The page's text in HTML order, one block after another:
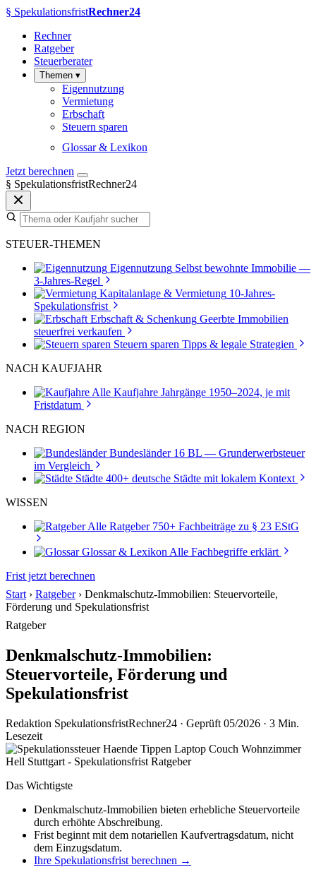
§ SpekulationsfristRechner24
Rechner
Ratgeber
Steuerberater
Themen ▾
Eigennutzung
Vermietung
Erbschaft
Steuern sparen
Glossar & Lexikon
Jetzt berechnen
§ SpekulationsfristRechner24
STEUER-THEMEN
Eigennutzung Selbst bewohnte Immobilie —
3-Jahres-Regel
Kapitalanlage & Vermietung 10-Jahres-
Spekulationsfrist
Erbschaft & Schenkung Geerbte Immobilien
steuerfrei verkaufen
Steuern sparen Tipps & legale Strategien
NACH KAUFJAHR
Alle Kaufjahre Jahrgänge 1950–2024, je mit
Fristdatum
NACH REGION
Bundesländer 16 BL — Grunderwerbsteuer
im Vergleich
Städte 400+ deutsche Städte mit lokalem Kontext
WISSEN
Alle Ratgeber 750+ Fachbeiträge zu § 23 EStG
Glossar & Lexikon Alle Fachbegriffe erklärt
Frist jetzt berechnen
Start › Ratgeber › Denkmalschutz-Immobilien: Steuervorteile,
Förderung und Spekulationsfrist
Ratgeber
Denkmalschutz-Immobilien:
Steuervorteile, Förderung und
Spekulationsfrist
Redaktion SpekulationsfristRechner24 · Geprüft 05/2026 · 3 Min.
Lesezeit
Das Wichtigste
Denkmalschutz-Immobilien bieten erhebliche Steuervorteile
durch erhöhte Abschreibung.
Frist beginnt mit dem notariellen Kaufvertragsdatum, nicht
dem Einzugsdatum.
Ihre Spekulationsfrist berechnen →